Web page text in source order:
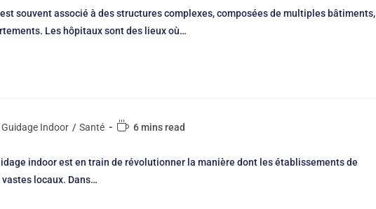
souvent associé à des structures complexes, composées de multiples bâtiments,
Les hôpitaux sont des lieux où…
Guidage Indoor / Santé 6 mins read
indoor est en train de révolutionner la manière dont les établissements de
locaux. Dans…